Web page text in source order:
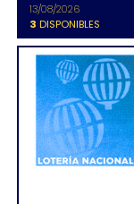
13/08/2026
3 DISPONIBLES